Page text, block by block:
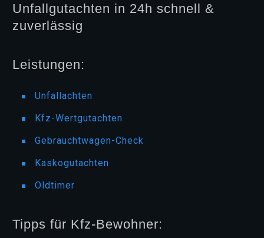
Unfallgutachten in 24h schnell &
zuverlässig
Leistungen:
Unfallachten
Kfz-Wertgutachten
Gebrauchtwagen-Check
Kaskogutachten
Oldtimer
Tipps für Kfz-Bewohner: